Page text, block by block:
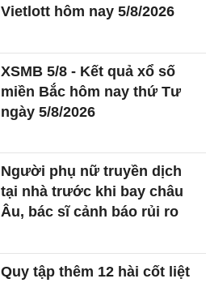
Vietlott hôm nay 5/8/2026
XSMB 5/8 - Kết quả xổ số
miền Bắc hôm nay thứ Tư
ngày 5/8/2026
Người phụ nữ truyền dịch
tại nhà trước khi bay châu
Âu, bác sĩ cảnh báo rủi ro
Quy tập thêm 12 hài cốt liệt